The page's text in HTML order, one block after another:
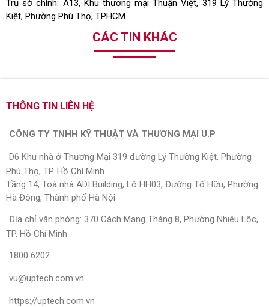
Trụ sở chính: A13, Khu thương mại Thuận Việt, 319 Lý Thường
Kiệt, Phường Phú Thọ, TPHCM.
CÁC TIN KHÁC
THÔNG TIN LIÊN HỆ
CÔNG TY TNHH KỸ THUẬT VÀ THƯƠNG MẠI U.P
D6 Khu nhà ở Thương Mại 319 đường Lý Thường Kiệt, Phường
Phú Thọ, TP. Hồ Chí Minh
Tầng 14, Toà nhà ADI Building, Lô HH03, Đường Tố Hữu, Phường
Hà Đông, Thành phố Hà Nội
Địa chỉ văn phòng: 370 Cách Mạng Tháng 8, Phường Nhiêu Lộc,
TP. Hồ Chí Minh
1800 6202
vu@uptech.com.vn
https://uptech.com.vn